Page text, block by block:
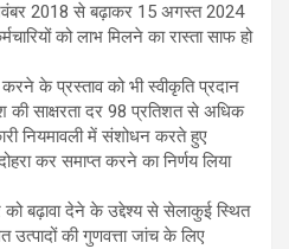
2018 से बढ़ाकर 15 अगस्त 2024
को लाभ मिलने का रास्ता साफ हो
करने के प्रस्ताव को भी स्वीकृति प्रदान
साक्षरता दर 98 प्रतिशत से अधिक
नियमावली में संशोधन करते हुए
कर समाप्त करने का निर्णय लिया
को बढ़ावा देने के उद्देश्य से सेलाकुई स्थित
की गुणवत्ता जांच के लिए